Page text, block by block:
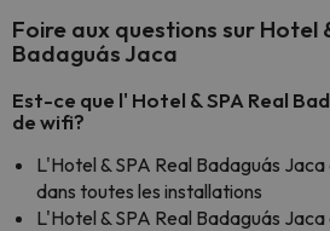
Foire aux questions sur Hotel
Badaguás Jaca
Est-ce que l' Hotel & SPA Real
de wifi?
L'Hotel & SPA Real Badaguás
dans toutes les installations
L'Hotel & SPA Real Badaguás